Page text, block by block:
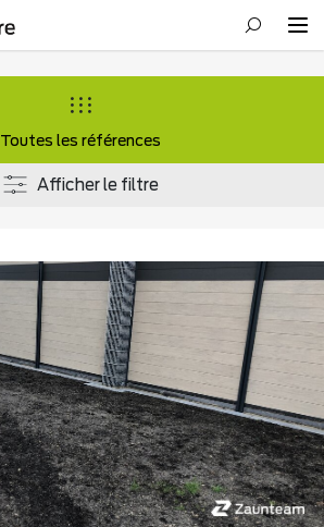
Toutes les références
Afficher le filtre